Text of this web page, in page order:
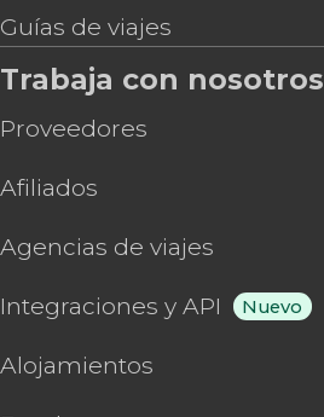
Guías de viajes
Trabaja con nosotros
Proveedores
Afiliados
Agencias de viajes
Integraciones y API Nuevo
Alojamientos